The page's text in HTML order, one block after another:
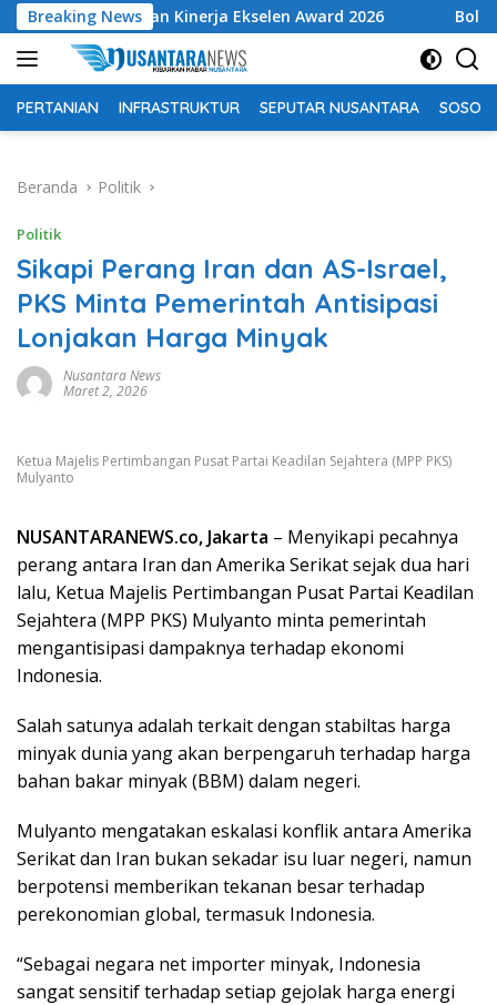
Langsung
ke
konten
Breaking News
Kinerja Ekselen Award 2026 Bolehkah
PERTANIAN INFRASTRUKTUR SEPUTAR NUSANTARA SOSOK
Beranda Politik
Politik
Sikapi Perang Iran dan AS-Israel,
PKS Minta Pemerintah Antisipasi
Lonjakan Harga Minyak
Nusantara News
Maret 2, 2026
Ketua Majelis Pertimbangan Pusat Partai Keadilan Sejahtera (MPP PKS)
Mulyanto
NUSANTARANEWS.co, Jakarta – Menyikapi pecahnya
perang antara Iran dan Amerika Serikat sejak dua hari
lalu, Ketua Majelis Pertimbangan Pusat Partai Keadilan
Sejahtera (MPP PKS) Mulyanto minta pemerintah
mengantisipasi dampaknya terhadap ekonomi
Indonesia.
Salah satunya adalah terkait dengan stabiltas harga
minyak dunia yang akan berpengaruh terhadap harga
bahan bakar minyak (BBM) dalam negeri.
Mulyanto mengatakan eskalasi konflik antara Amerika
Serikat dan Iran bukan sekadar isu luar negeri, namun
berpotensi memberikan tekanan besar terhadap
perekonomian global, termasuk Indonesia.
“Sebagai negara net importer minyak, Indonesia
sangat sensitif terhadap setiap gejolak harga energi